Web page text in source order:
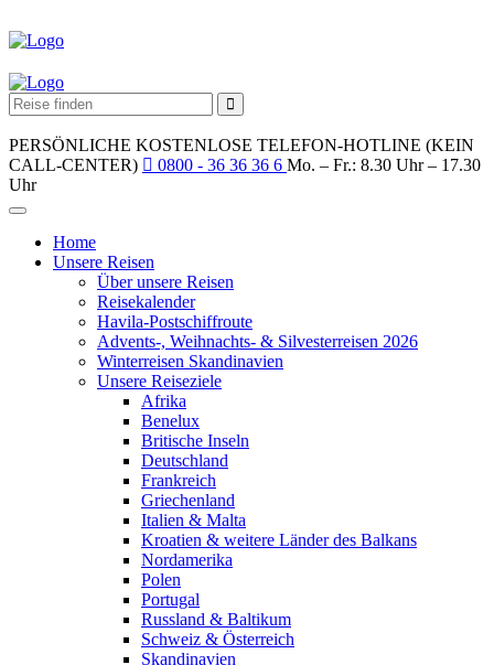
PERSÖNLICHE KOSTENLOSE TELEFON-HOTLINE (KEIN
CALL-CENTER)
0800 - 36 36 36 6 Mo. – Fr.: 8.30 Uhr – 17.30
Uhr
Home
Unsere Reisen
Über unsere Reisen
Reisekalender
Havila-Postschiffroute
Advents-, Weihnachts- & Silvesterreisen 2026
Winterreisen Skandinavien
Unsere Reiseziele
Afrika
Benelux
Britische Inseln
Deutschland
Frankreich
Griechenland
Italien & Malta
Kroatien & weitere Länder des Balkans
Nordamerika
Polen
Portugal
Russland & Baltikum
Schweiz & Österreich
Skandinavien